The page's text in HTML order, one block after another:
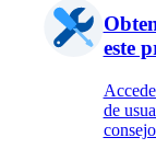
este
de